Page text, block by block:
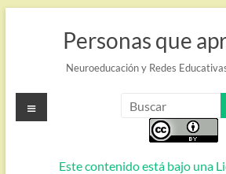
Personas que
Neuroeducación y Redes
Este contenido está bajo una
Menú